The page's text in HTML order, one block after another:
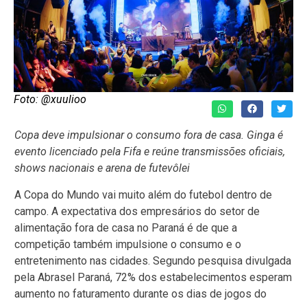
Foto: @xuulioo
Copa deve impulsionar o consumo fora de casa. Ginga é
evento licenciado pela Fifa e reúne transmissões oficiais,
shows nacionais e arena de futevôlei
A Copa do Mundo vai muito além do futebol dentro de
campo. A expectativa dos empresários do setor de
alimentação fora de casa no Paraná é de que a
competição também impulsione o consumo e o
entretenimento nas cidades. Segundo pesquisa divulgada
pela Abrasel Paraná, 72% dos estabelecimentos esperam
aumento no faturamento durante os dias de jogos do